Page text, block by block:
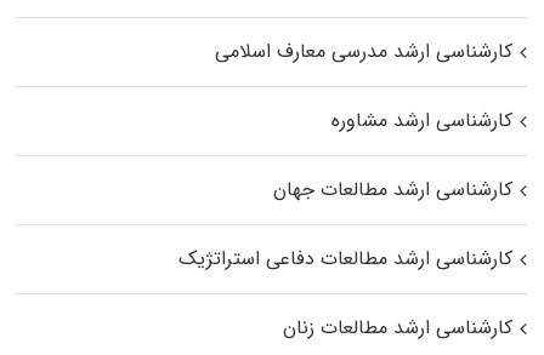
کارشناسی ارشد مدرسی معارف اسلامی
کارشناسی ارشد مشاوره
کارشناسی ارشد مطالعات جهان
کارشناسی ارشد مطالعات دفاعی استراتژیک
کارشناسی ارشد مطالعات زنان